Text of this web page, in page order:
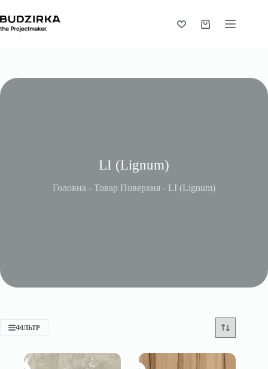
до
вмісту
Кошик
LI (Lignum)
Головна - Товар Поверхня - LI (Lignum)
ФІЛЬТР